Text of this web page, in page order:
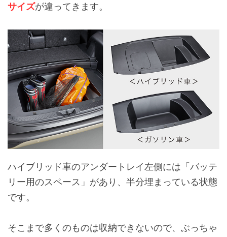
サイズが違ってきます。
ハイブリッド車のアンダートレイ左側には「バッテ
リー用のスペース」があり、半分埋まっている状態
です。
そこまで多くのものは収納できないので、ぶっちゃ